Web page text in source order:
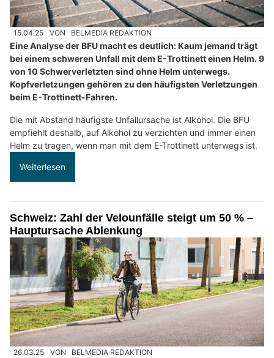
15.04.25 VON BELMEDIA REDAKTION
Eine Analyse der BFU macht es deutlich: Kaum jemand trägt
bei einem schweren Unfall mit dem E-Trottinett einen Helm. 9
von 10 Schwerverletzten sind ohne Helm unterwegs.
Kopfverletzungen gehören zu den häufigsten Verletzungen
beim E-Trottinett-Fahren.
Die mit Abstand häufigste Unfallursache ist Alkohol. Die BFU
empfiehlt deshalb, auf Alkohol zu verzichten und immer einen
Helm zu tragen, wenn man mit dem E-Trottinett unterwegs ist.
Weiterlesen
Schweiz: Zahl der Velounfälle steigt um 50 % –
Hauptursache Ablenkung
26.03.25 VON BELMEDIA REDAKTION